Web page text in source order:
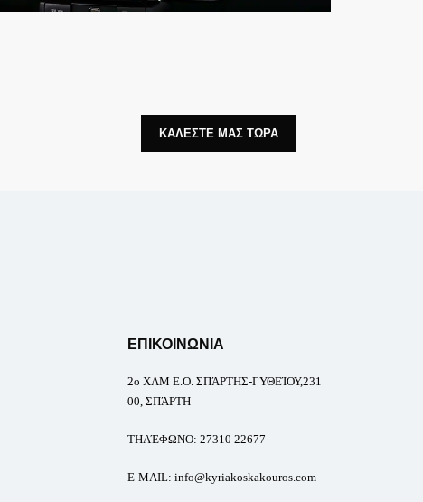
ΚΑΛΕΣΤΕ ΜΑΣ ΤΩΡΑ
ΕΠΙΚΟΙΝΩΝΙΑ
2ο ΧΛΜ Ε.Ο. ΣΠΆΡΤΗΣ-ΓΥΘΕΊΟΥ,231
00, ΣΠΆΡΤΗ
ΤΗΛΈΦΩΝΟ: 27310 22677
E-MAIL: info@kyriakoskakouros.com